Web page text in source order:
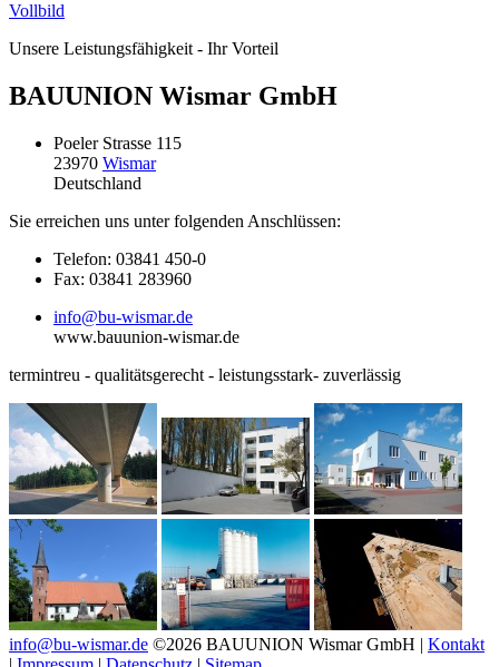
Vollbild
Unsere Leistungsfähigkeit - Ihr Vorteil
BAUUNION Wismar GmbH
Poeler Strasse 115
23970 Wismar
Deutschland
Sie erreichen uns unter folgenden Anschlüssen:
Telefon: 03841 450-0
Fax: 03841 283960
info@bu-wismar.de
www.bauunion-wismar.de
termintreu - qualitätsgerecht - leistungsstark- zuverlässig
info@bu-wismar.de ©2026 BAUUNION Wismar GmbH | Kontakt